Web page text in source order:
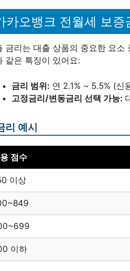
카오뱅크 전월세 보증
금리는 대출 상품의 중요한 요
같은 특징이 있어요:
금리 범위: 연 2.1% ~ 5.5% (신
고정금리/변동금리 선택 가능:
리 예시
점수
이상
이하